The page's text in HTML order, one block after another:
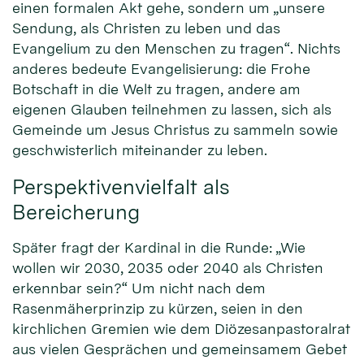
einen formalen Akt gehe, sondern um „unsere
Sendung, als Christen zu leben und das
Evangelium zu den Menschen zu tragen“. Nichts
anderes bedeute Evangelisierung: die Frohe
Botschaft in die Welt zu tragen, andere am
eigenen Glauben teilnehmen zu lassen, sich als
Gemeinde um Jesus Christus zu sammeln sowie
geschwisterlich miteinander zu leben.
Perspektivenvielfalt als
Bereicherung
Später fragt der Kardinal in die Runde: „Wie
wollen wir 2030, 2035 oder 2040 als Christen
erkennbar sein?“ Um nicht nach dem
Rasenmäherprinzip zu kürzen, seien in den
kirchlichen Gremien wie dem Diözesanpastoralrat
aus vielen Gesprächen und gemeinsamem Gebet